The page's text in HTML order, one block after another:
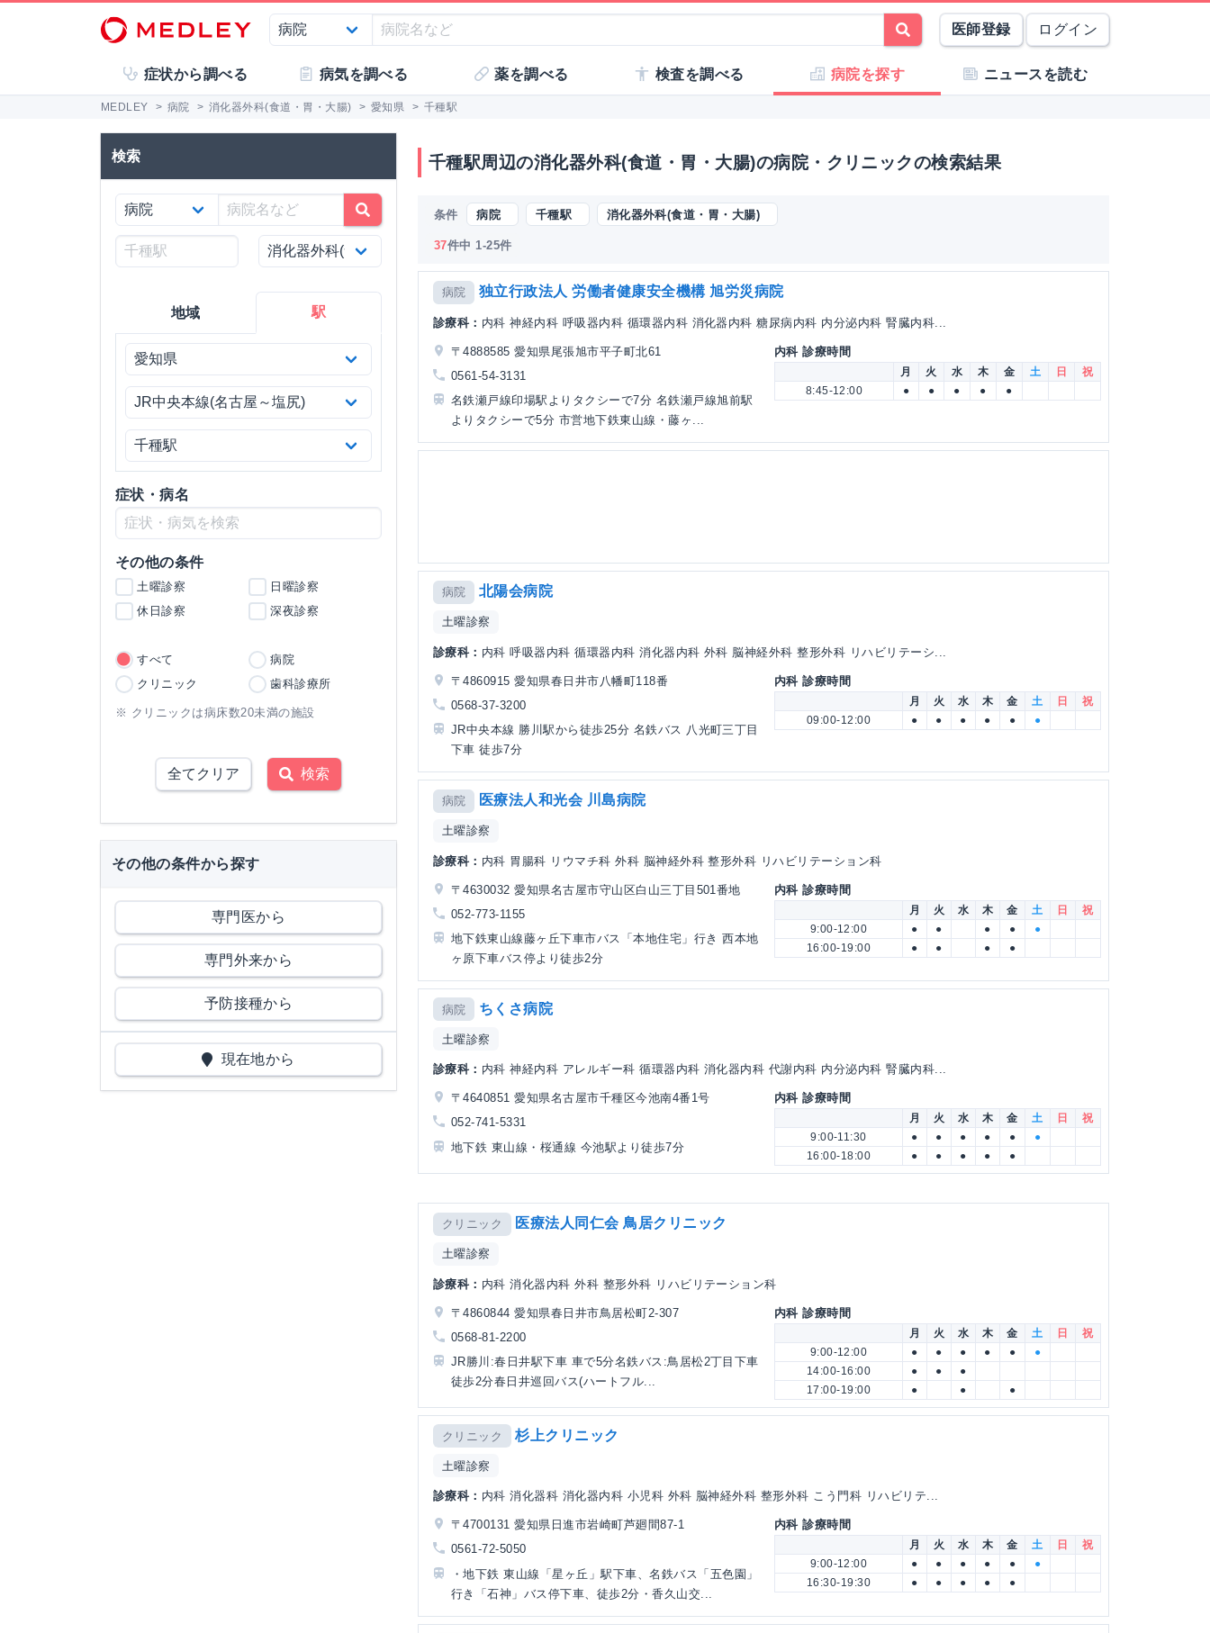
医師登録 ログイン
症状から調べる 病気を調べる 薬を調べる 検査を調べる 病院を探す ニュースを読む
MEDLEY > 病院 > 消化器外科(食道・胃・大腸) > 愛知県 > 千種駅
検索
地域 駅
症状・病名
その他の条件
土曜診察
日曜診察
休日診察
深夜診察
すべて
病院
クリニック
歯科診療所
※ クリニックは病床数20未満の施設
全てクリア 検索
その他の条件から探す
専門医から
専門外来から
予防接種から
現在地から
千種駅周辺の消化器外科(食道・胃・大腸)の病院・クリニックの検索結果
条件 病院 千種駅 消化器外科(食道・胃・大腸)
37件中 1-25件
病院 独立行政法人 労働者健康安全機構 旭労災病院
診療科： 内科 神経内科 呼吸器内科 循環器内科 消化器内科 糖尿病内科 内分泌内科 腎臓内科...
〒4888585 愛知県尾張旭市平子町北61
0561-54-3131
名鉄瀬戸線印場駅よりタクシーで7分 名鉄瀬戸線旭前駅
よりタクシーで5分 市営地下鉄東山線・藤ヶ...
内科 診療時間
月 火 水 木 金 土 日
祝
8:45-12:00
● ● ● ● ●
病院 北陽会病院
土曜診察
診療科： 内科 呼吸器内科 循環器内科 消化器内科 外科 脳神経外科 整形外科 リハビリテーシ...
〒4860915 愛知県春日井市八幡町118番
0568-37-3200
JR中央本線 勝川駅から徒歩25分 名鉄バス 八光町三丁目
下車 徒歩7分
内科 診療時間
月 火 水 木 金 土 日
祝
09:00-12:00
● ● ● ● ● ●
病院 医療法人和光会 川島病院
土曜診察
診療科： 内科 胃腸科 リウマチ科 外科 脳神経外科 整形外科 リハビリテーション科
〒4630032 愛知県名古屋市守山区白山三丁目501番地
052-773-1155
地下鉄東山線藤ヶ丘下車市バス「本地住宅」行き 西本地
ヶ原下車バス停より徒歩2分
内科 診療時間
月 火 水 木 金 土 日
祝
9:00-12:00
● ● ● ●
●
16:00-19:00
● ● ● ●
病院 ちくさ病院
土曜診察
診療科： 内科 神経内科 アレルギー科 循環器内科 消化器内科 代謝内科 内分泌内科 腎臓内科...
〒4640851 愛知県名古屋市千種区今池南4番1号
052-741-5331
地下鉄 東山線・桜通線 今池駅より徒歩7分
内科 診療時間
月 火 水 木 金 土 日
祝
9:00-11:30
● ● ● ● ●
●
16:00-18:00
● ● ● ● ●
クリニック 医療法人同仁会 鳥居クリニック
土曜診察
診療科： 内科 消化器内科 外科 整形外科 リハビリテーション科
〒4860844 愛知県春日井市鳥居松町2-307
0568-81-2200
JR勝川:春日井駅下車 車で5分名鉄バス:鳥居松2丁目下車
徒歩2分春日井巡回バス(ハートフル...
内科 診療時間
月 火 水 木 金 土 日
祝
9:00-12:00
● ● ● ● ●
●
14:00-16:00
● ●
●
17:00-19:00
● ● ●
クリニック 杉上クリニック
土曜診察
診療科： 内科 消化器科 消化器内科 小児科 外科 脳神経外科 整形外科 こう門科 リハビリテ...
〒4700131 愛知県日進市岩崎町芦廻間87-1
0561-72-5050
・地下鉄 東山線「星ヶ丘」駅下車、名鉄バス「五色園」
行き「石神」バス停下車、徒歩2分・香久山交...
内科 診療時間
月 火 水 木 金 土 日
祝
9:00-12:00
● ● ● ● ●
●
16:30-19:30
● ● ● ● ●